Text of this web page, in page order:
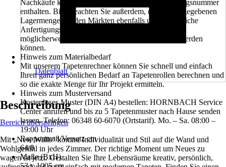
Nachkäufe können eine unterschiedliche Anfertigungsnummer
enthalten. Bitte beachten Sie außerdem, dass die angegebenen
Lagermengen in den Märkten ebenfalls unterschiedliche
Anfertigungsnummern beinhalten können und somit
möglicherweise nicht in einem Projekt verarbeitet werden
können.
Hinweis zum Materialbedarf
Mit unserem Tapetenrechner können Sie schnell und einfach
Ihren ganz persönlichen Bedarf an Tapetenrollen berechnen und
so die exakte Menge für Ihr Projekt ermitteln.
Hinweis zum Musterversand
Kostenloses Muster (DIN A4) bestellen: HORNBACH Service
Center anrufen und bis zu 5 Tapetenmuster nach Hause senden
lassen. Telefon: 06348 60-6070 (Ortstarif). Mo. – Sa. 08:00 –
19:00 Uhr
Rapportmaß/Versatz cm
64/0
Maße (BxH)
Datenblatt
Beschreibung
Bereich überspringen
Mit „New Walls“ kommt Individualität und Stil auf die Wand und
Wohlgefühl in jedes Zimmer. Der richtige Moment um Neues zu
wagen ist jetzt. Gestalten Sie Ihre Lebensräume kreativ, persönlich,